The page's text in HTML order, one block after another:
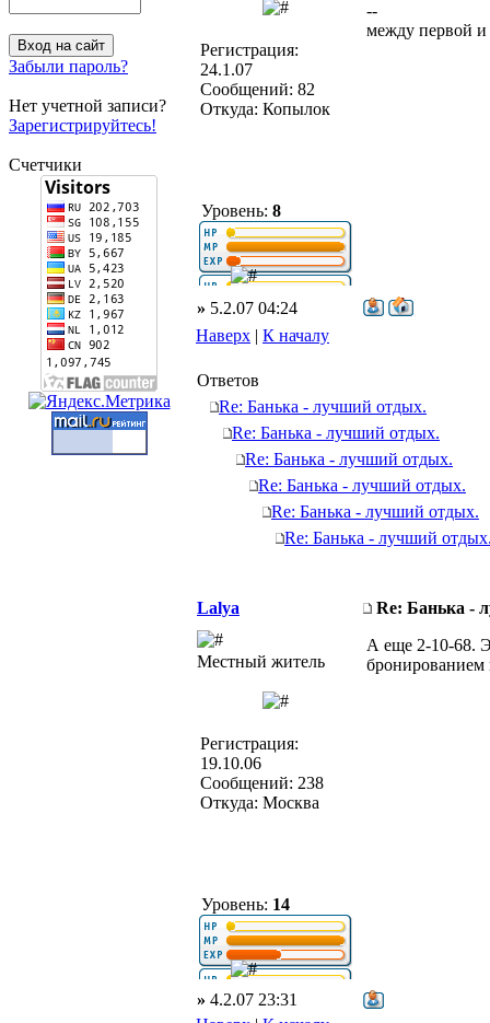
Забыли пароль?
Нет учетной записи?
Зарегистрируйтесь!
Счетчики
Регистрация:
24.1.07
Сообщений: 82
Откуда: Копылок
Уровень: 8
--
между первой и
» 5.2.07 04:24
Наверх | К началу
Ответов
Re: Банька - лучший отдых.
Re: Банька - лучший отдых.
Re: Банька - лучший отдых.
Re: Банька - лучший отдых.
Re: Банька - лучший отдых.
Re: Банька - лучший
Lalya Re: Банька -
Местный житель
Регистрация:
19.10.06
Сообщений: 238
Откуда: Москва
Уровень: 14
А еще 2-10-68.
» 4.2.07 23:31